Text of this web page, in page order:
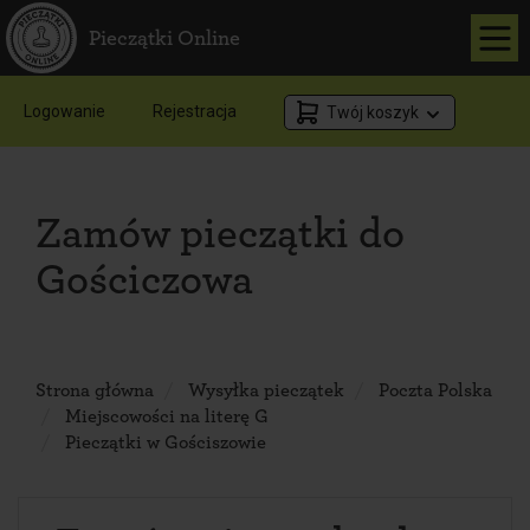
Pieczątki Online
Logowanie Rejestracja Twój koszyk
Zamów pieczątki do
Gościczowa
Strona główna Wysyłka pieczątek
Poczta Polska
Miejscowości na literę G
Pieczątki w Gościszowie